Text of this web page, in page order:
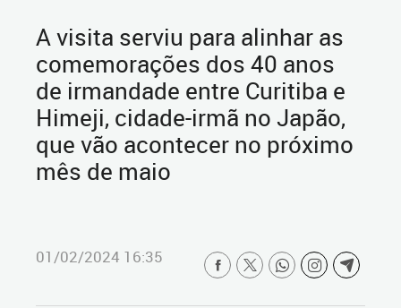
A visita serviu para alinhar as
comemorações dos 40 anos
de irmandade entre Curitiba e
Himeji, cidade-irmã no Japão,
que vão acontecer no próximo
mês de maio
01/02/2024 16:35